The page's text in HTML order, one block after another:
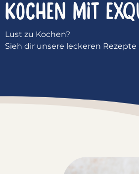
KOCHEN MIT
Lust zu Kochen?
Sieh dir unsere leckeren Rezepte